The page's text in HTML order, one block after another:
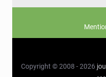
Copyright © 2008 - 2026